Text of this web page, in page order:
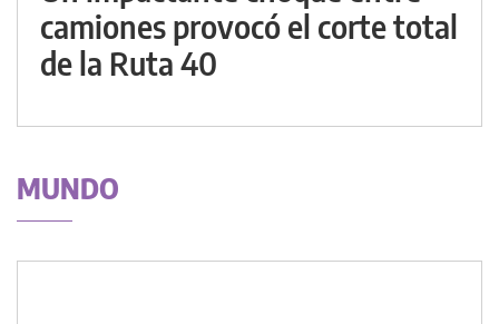
camiones provocó el corte total
de la Ruta 40
MUNDO